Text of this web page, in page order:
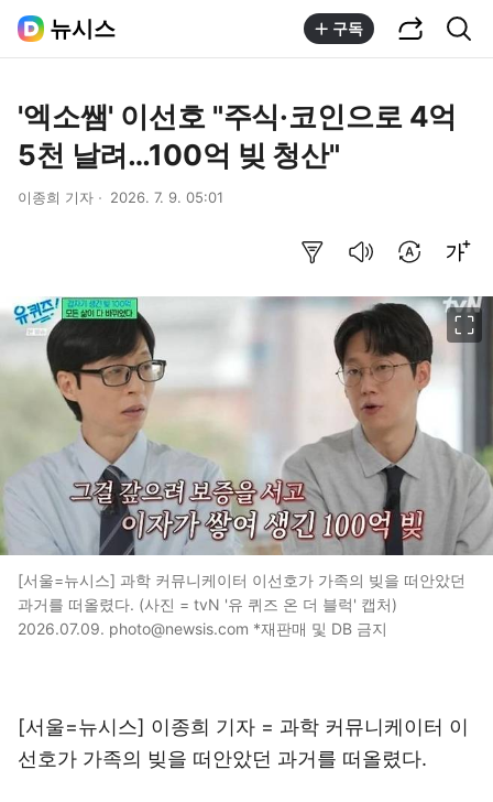
뉴시스 구독
'엑소쌤' 이선호 "주식·코인으로 4억
5천 날려…100억 빚 청산"
이종희 기자 2026. 7. 9. 05:01
[서울=뉴시스] 과학 커뮤니케이터 이선호가 가족의 빚을 떠안았던
과거를 떠올렸다. (사진 = tvN '유 퀴즈 온 더 블럭' 캡처)
2026.07.09. photo@newsis.com *재판매 및 DB 금지
[서울=뉴시스] 이종희 기자 = 과학 커뮤니케이터 이
선호가 가족의 빚을 떠안았던 과거를 떠올렸다.